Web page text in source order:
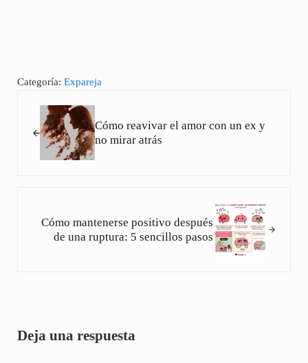
Categoría: Expareja
Cómo reavivar el amor con un ex y
no mirar atrás
Cómo mantenerse positivo después
de una ruptura: 5 sencillos pasos
Deja una respuesta